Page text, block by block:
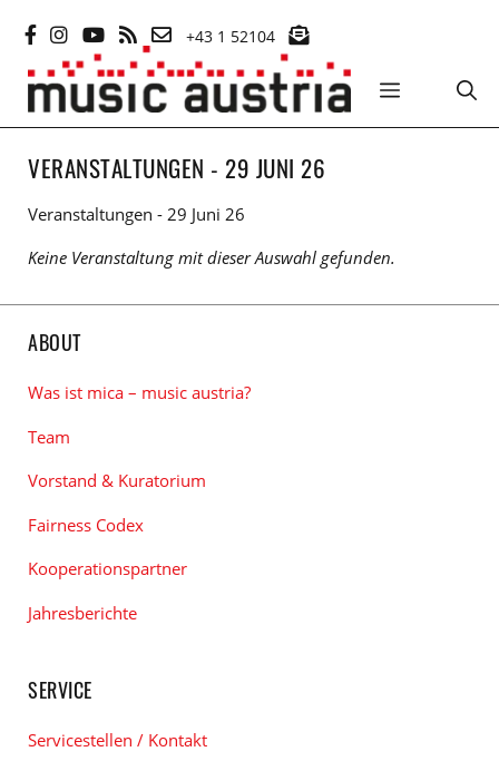
Inhalt
springen
+43 1 52104
MENÜ
VERANSTALTUNGEN - 29 JUNI 26
Veranstaltungen - 29 Juni 26
Keine Veranstaltung mit dieser Auswahl gefunden.
ABOUT
Was ist mica – music austria?
Team
Vorstand & Kuratorium
Fairness Codex
Kooperationspartner
Jahresberichte
SERVICE
Servicestellen / Kontakt